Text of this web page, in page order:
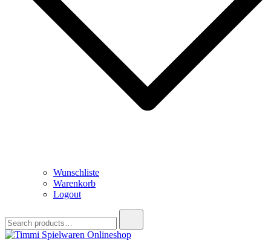
Wunschliste
Warenkorb
Logout
for: